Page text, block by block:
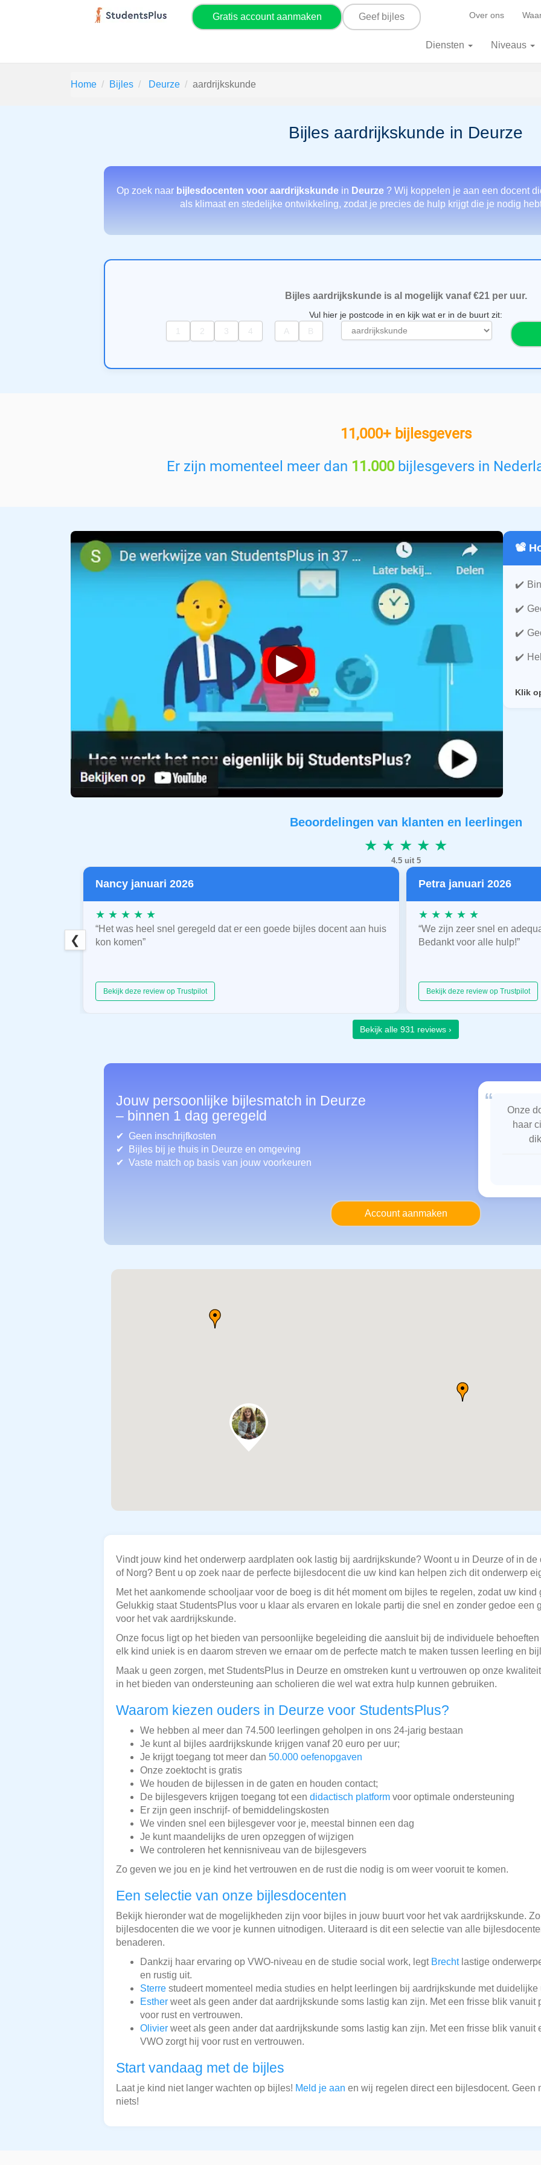
Gratis account aanmaken Geef bijles Over ons
Diensten Niveaus
Home Bijles Deurze aardrijkskunde
Bijles aardrijkskunde in Deurze
Op zoek naar bijlesdocenten voor aardrijkskunde in Deurze ? Wij koppelen je aan een docent
als klimaat en stedelijke ontwikkeling, zodat je precies de hulp krijgt die je nodig
Bijles aardrijkskunde is al mogelijk vanaf €21 per uur.
Vul hier je postcode in en kijk wat er in de buurt zit:
e
e
n
11,000+ bijlesgevers
Er zijn momenteel meer dan 11.000bijlesgevers in
▶
📽️
Klik
Beoordelingen van klanten en leerlingen
★ ★ ★ ★ ★
4.5 uit 5
Nancy januari 2026
★ ★ ★ ★ ★
“Het was heel snel geregeld dat er een goede bijles docent aan huis
kon komen”
Bekijk deze review op Trustpilot
Petra januari 2026
★ ★ ★ ★ ★
“We zijn zeer snel en
Bedankt voor alle hulp!”
Bekijk deze review op Trustpilot
❮
Bekijk alle 931 reviews ›
Jouw persoonlijke bijlesmatch in Deurze
– binnen 1 dag geregeld
Geen inschrijfkosten
Bijles bij je thuis in Deurze en omgeving
Vaste match op basis van jouw voorkeuren
“
Onze
haar
Account aanmaken
Vindt jouw kind het onderwerp aardplaten ook lastig bij aardrijkskunde? Woont u in Deurze of in
of Norg? Bent u op zoek naar de perfecte bijlesdocent die uw kind kan helpen zich dit onderwerp
Met het aankomende schooljaar voor de boeg is dit hét moment om bijles te regelen, zodat uw
Gelukkig staat StudentsPlus voor u klaar als ervaren en lokale partij die snel en zonder gedoe een
voor het vak aardrijkskunde.
Onze focus ligt op het bieden van persoonlijke begeleiding die aansluit bij de individuele
elk kind uniek is en daarom streven we ernaar om de perfecte match te maken tussen leerling en
Maak u geen zorgen, met StudentsPlus in Deurze en omstreken kunt u vertrouwen op onze
in het bieden van ondersteuning aan scholieren die wel wat extra hulp kunnen gebruiken.
Waarom kiezen ouders in Deurze voor StudentsPlus?
We hebben al meer dan 74.500 leerlingen geholpen in ons 24-jarig bestaan
Je kunt al bijles aardrijkskunde krijgen vanaf 20 euro per uur;
Je krijgt toegang tot meer dan 50.000 oefenopgaven
Onze zoektocht is gratis
We houden de bijlessen in de gaten en houden contact;
De bijlesgevers krijgen toegang tot een didactisch platform voor optimale ondersteuning
Er zijn geen inschrijf- of bemiddelingskosten
We vinden snel een bijlesgever voor je, meestal binnen een dag
Je kunt maandelijks de uren opzeggen of wijzigen
We controleren het kennisniveau van de bijlesgevers
Zo geven we jou en je kind het vertrouwen en de rust die nodig is om weer vooruit te komen.
Een selectie van onze bijlesdocenten
Bekijk hieronder wat de mogelijkheden zijn voor bijles in jouw buurt voor het vak aardrijkskunde.
bijlesdocenten die we voor je kunnen uitnodigen. Uiteraard is dit een selectie van alle
benaderen.
Dankzij haar ervaring op VWO-niveau en de studie social work, legt Brechtlastige
en rustig uit.
Sterre studeert momenteel media studies en helpt leerlingen bij aardrijkskunde met
Esther weet als geen ander dat aardrijkskunde soms lastig kan zijn. Met een frisse blik vanuit
voor rust en vertrouwen.
Olivier weet als geen ander dat aardrijkskunde soms lastig kan zijn. Met een frisse blik vanuit
VWO zorgt hij voor rust en vertrouwen.
Start vandaag met de bijles
Laat je kind niet langer wachten op bijles! Meld je aan en wij regelen direct een bijlesdocent. Geen
niets!